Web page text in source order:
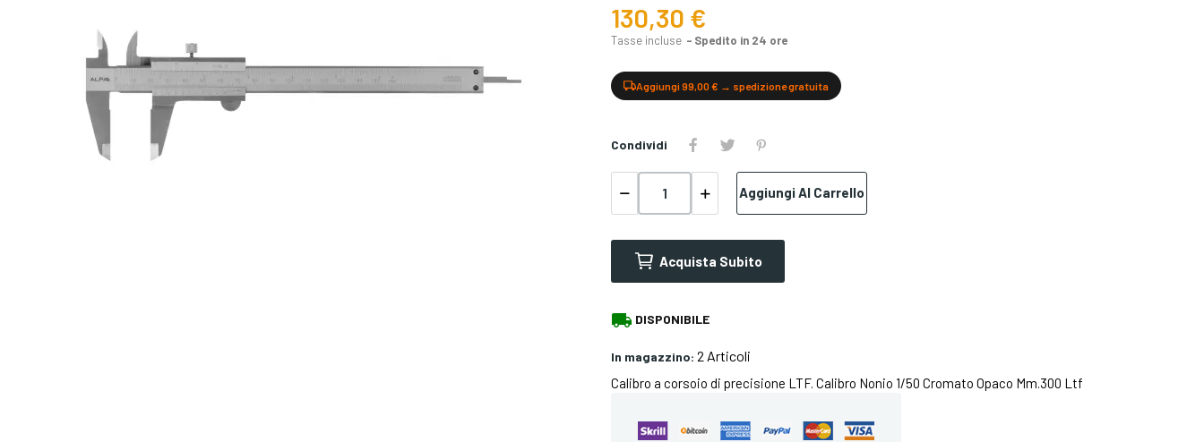
130,30 €
Tasse incluse Spedito in 24 ore
Aggiungi 99,00 € → spedizione gratuita
Condividi
Aggiungi Al Carrello
Acquista Subito
local_shipping DISPONIBILE
In magazzino: 2 Articoli
Calibro a corsoio di precisione LTF. Calibro Nonio 1/50 Cromato Opaco Mm.300 Ltf